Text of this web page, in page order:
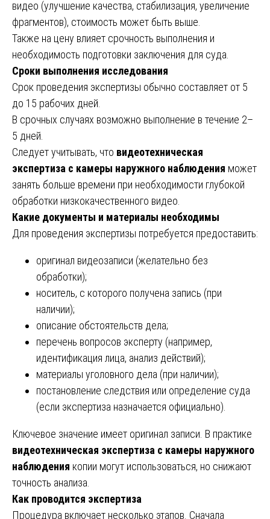
видео (улучшение качества, стабилизация, увеличение
фрагментов), стоимость может быть выше.
Также на цену влияет срочность выполнения и
необходимость подготовки заключения для суда.
Сроки выполнения исследования
Срок проведения экспертизы обычно составляет от 5
до 15 рабочих дней.
В срочных случаях возможно выполнение в течение 2–
5 дней.
Следует учитывать, что видеотехническая
экспертиза с камеры наружного наблюдения может
занять больше времени при необходимости глубокой
обработки низкокачественного видео.
Какие документы и материалы необходимы
Для проведения экспертизы потребуется предоставить:
оригинал видеозаписи (желательно без
обработки);
носитель, с которого получена запись (при
наличии);
описание обстоятельств дела;
перечень вопросов эксперту (например,
идентификация лица, анализ действий);
материалы уголовного дела (при наличии);
постановление следствия или определение суда
(если экспертиза назначается официально).
Ключевое значение имеет оригинал записи. В практике
видеотехническая экспертиза с камеры наружного
наблюдения копии могут использоваться, но снижают
точность анализа.
Как проводится экспертиза
Процедура включает несколько этапов. Сначала